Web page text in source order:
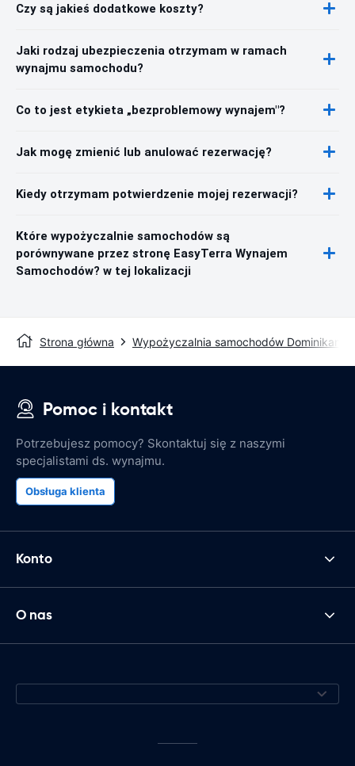
Czy są jakieś dodatkowe koszty?
Jaki rodzaj ubezpieczenia otrzymam w ramach
wynajmu samochodu?
Co to jest etykieta „bezproblemowy wynajem"?
Jak mogę zmienić lub anulować rezerwację?
Kiedy otrzymam potwierdzenie mojej rezerwacji?
Które wypożyczalnie samochodów są
porównywane przez stronę EasyTerra Wynajem
Samochodów? w tej lokalizacji
Strona główna Wypożyczalnia samochodów Dominikana
Pomoc i kontakt
Potrzebujesz pomocy? Skontaktuj się z naszymi
specjalistami ds. wynajmu.
Obsługa klienta
Konto
O nas